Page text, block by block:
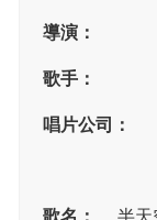
導演：
歌手：
唱片公司：